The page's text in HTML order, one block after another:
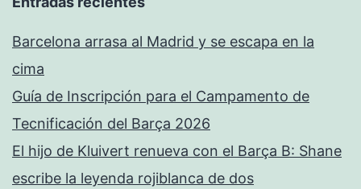
Barcelona arrasa al Madrid y se escapa en la
cima
Guía de Inscripción para el Campamento de
Tecnificación del Barça 2026
El hijo de Kluivert renueva con el Barça B: Shane
escribe la leyenda rojiblanca de dos